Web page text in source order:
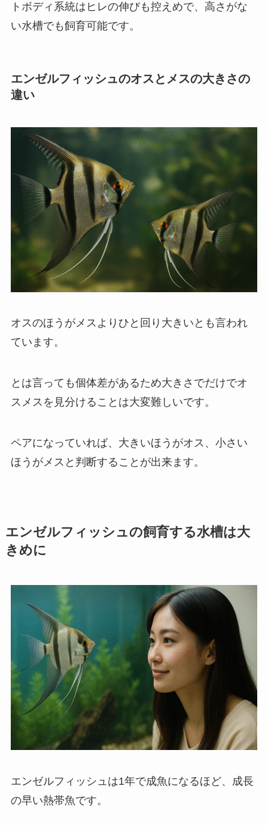
トボディ系統はヒレの伸びも控えめで、高さがな
い水槽でも飼育可能です。
エンゼルフィッシュのオスとメスの大きさの
違い
オスのほうがメスよりひと回り大きいとも言われ
ています。
とは言っても個体差があるため大きさでだけでオ
スメスを見分けることは大変難しいです。
ペアになっていれば、大きいほうがオス、小さい
ほうがメスと判断することが出来ます。
エンゼルフィッシュの飼育する水槽は大
きめに
エンゼルフィッシュは1年で成魚になるほど、成長
の早い熱帯魚です。